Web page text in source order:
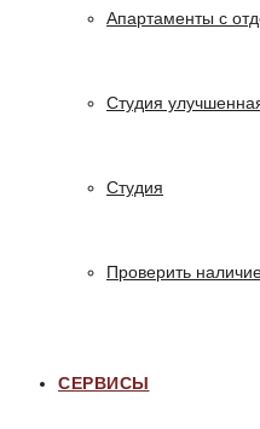
Апартаменты с
Студия
Студия
Проверить
СЕРВИСЫ